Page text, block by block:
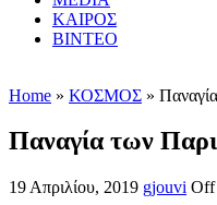
ΚΑΙΡΟΣ
ΒΙΝΤΕΟ
Home » ΚΟΣΜΟΣ »
Παναγία των
19 Απριλίου, 2019 gjouvi Off